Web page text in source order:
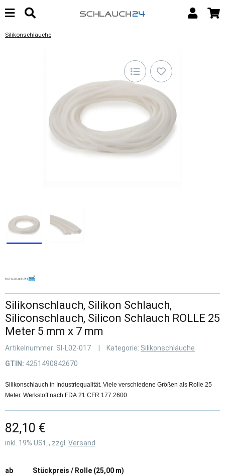
Silikonschläuche
Silikonschlauch, Silikon Schlauch,
Siliconschlauch, Silicon Schlauch ROLLE 25
Meter 5 mm x 7 mm
Artikelnummer: SI-L02-017 Kategorie: Silikonschläuche
GTIN: 4251490842670
Silikonschlauch in Industriequalität. Viele verschiedene Größen als Rolle 25
Meter. Werkstoff nach FDA 21 CFR 177.2600
82,10 €
inkl. 19% USt. , zzgl. Versand
ab
Stückpreis / Rolle (25,00 m)